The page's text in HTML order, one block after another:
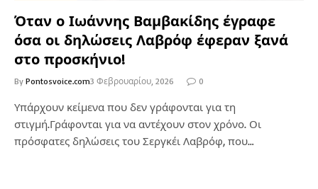
Όταν ο Ιωάννης Βαμβακίδης έγραφε
όσα οι δηλώσεις Λαβρόφ έφεραν ξανά
στο προσκήνιο!
By Pontosvoice.com3 Φεβρουαρίου, 2026 0
Υπάρχουν κείμενα που δεν γράφονται για τη
στιγμή.Γράφονται για να αντέχουν στον χρόνο. Οι
πρόσφατες δηλώσεις του Σεργκέι Λαβρόφ, που…